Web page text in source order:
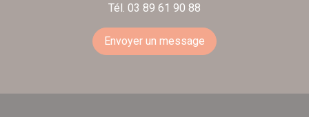
Tél. 03 89 61 90 88
Envoyer un message